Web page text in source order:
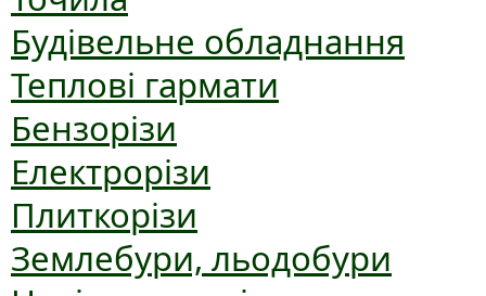
Будівельне обладнання
Теплові гармати
Бензорізи
Електрорізи
Плиткорізи
Землебури, льодобури